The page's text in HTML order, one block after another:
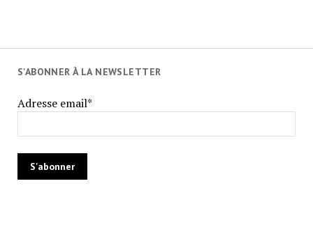
S'ABONNER À LA NEWSLETTER
Adresse email*